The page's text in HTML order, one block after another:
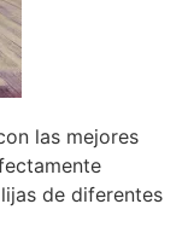
las mejores
de diferentes